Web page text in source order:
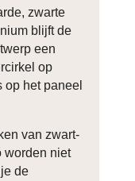
zwarte
blijft de
een
op
op het paneel
van zwart-
worden niet
de